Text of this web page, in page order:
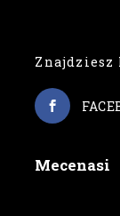
Znajdziesz
Mecenasi